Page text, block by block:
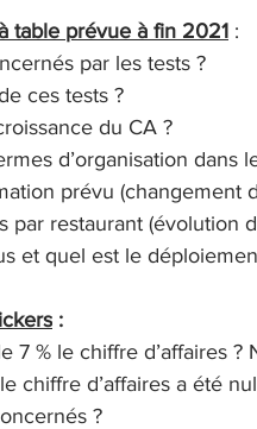
table prévue à fin 2021 :
par les tests ?
ces tests ?
du CA ?
d’organisation dans
prévu (changement
par restaurant (évolution
et quel est le
:
7 % le chiffre d’affaires
chiffre d’affaires a été
?